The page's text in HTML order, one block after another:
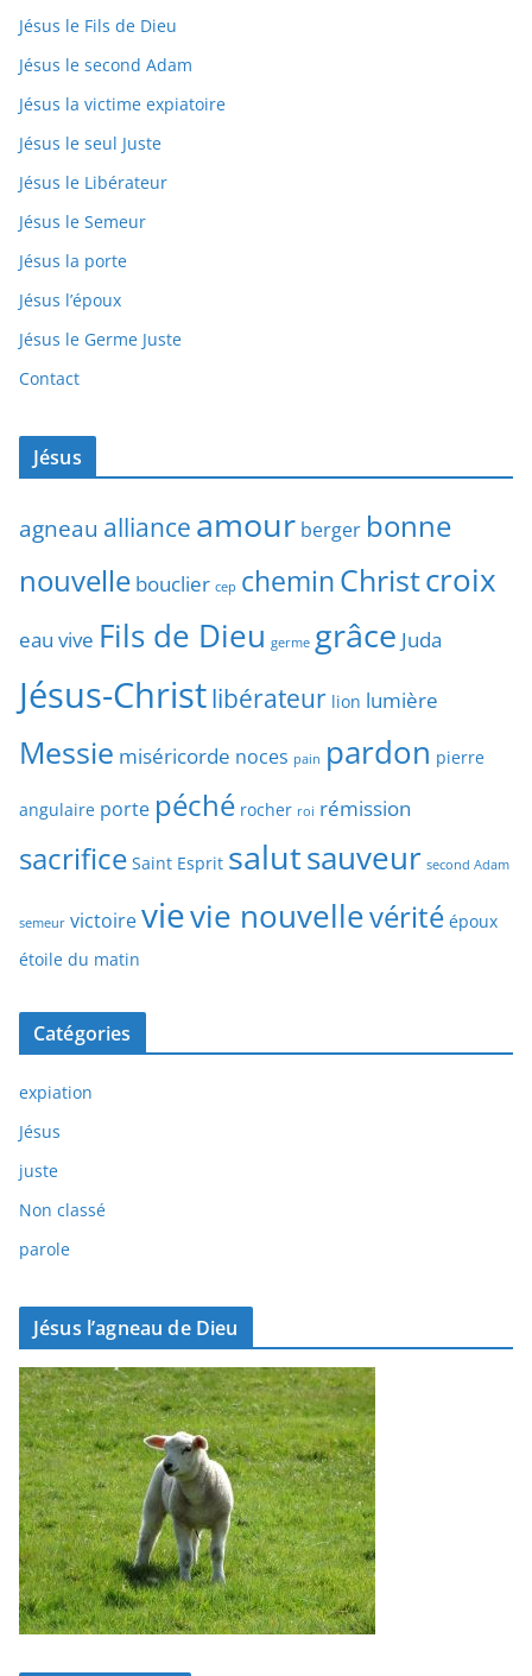
Jésus le Fils de Dieu
Jésus le second Adam
Jésus la victime expiatoire
Jésus le seul Juste
Jésus le Libérateur
Jésus le Semeur
Jésus la porte
Jésus l’époux
Jésus le Germe Juste
Contact
Jésus
agneau alliance amour berger bonne
nouvelle bouclier cep cheminChristcroix
eau vive Fils de Dieu germe grâce Juda
Jésus-Christlibérateur lion lumière
Messie miséricorde noces pain pardon pierre
angulaire porte péché rocher roi rémission
sacrifice Saint Esprit salutsauveur second Adam
semeur victoirevievie nouvellevérité époux
étoile du matin
Catégories
expiation
Jésus
juste
Non classé
parole
Jésus l’agneau de Dieu